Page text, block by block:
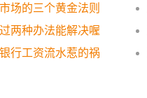
场的三个黄金法则
两种办法能解决喔
行工资流水惹的祸